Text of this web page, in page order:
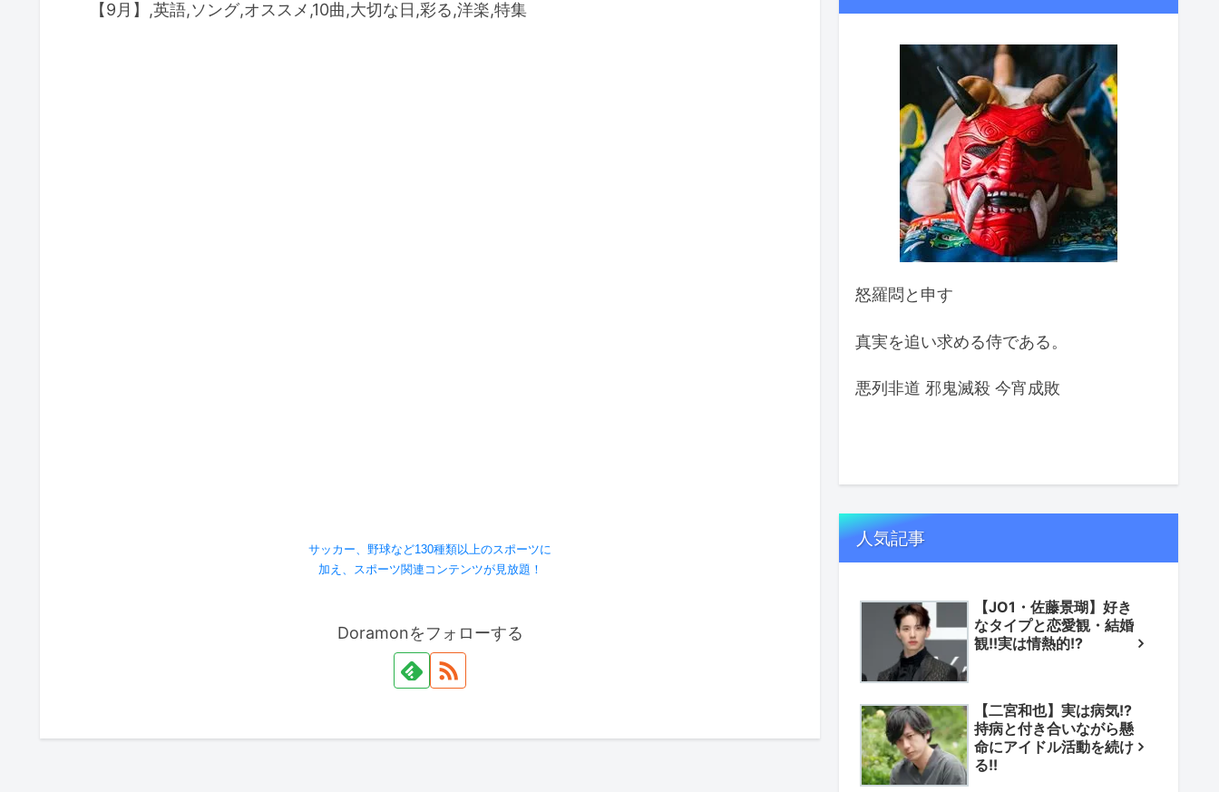
【9月】,英語,ソング,オススメ,10曲,大切な日,彩る,洋楽,特集
サッカー、野球など130種類以上のスポーツに
加え、スポーツ関連コンテンツが見放題！
Doramonをフォローする
怒羅悶と申す
真実を追い求める侍である。
悪列非道 邪鬼滅殺 今宵成敗
人気記事
【JO1・佐藤景瑚】好き
なタイプと恋愛観・結婚
観!!実は情熱的!?
【二宮和也】実は病気!?
持病と付き合いながら懸
命にアイドル活動を続け
る!!